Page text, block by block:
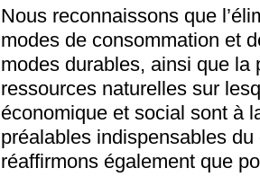
Nous reconnaissons que
modes de consommation et
modes durables, ainsi que
ressources naturelles sur
économique et social sont à
préalables indispensables
réaffirmons également que